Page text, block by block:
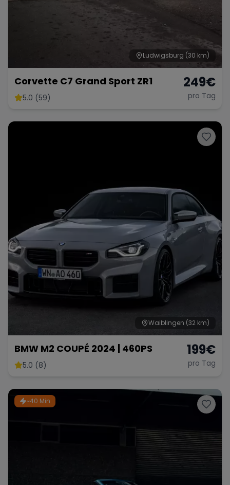
Ludwigsburg (30 km)
Corvette C7 Grand Sport ZR1
5.0 (59)
249€
pro Tag
Waiblingen (32 km)
BMW M2 COUPÉ 2024 | 460PS
5.0 (8)
199€
pro Tag
~40 Min